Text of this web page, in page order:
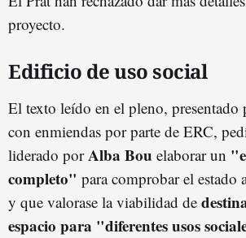
proyecto.
Edificio de uso social
El texto leído en el pleno, presentado
con enmiendas por parte de ERC,
liderado porAlba Bou elaborar un
completo" para comprobar el estado
y que valorase la viabilidad de
espacio para "diferentes usos